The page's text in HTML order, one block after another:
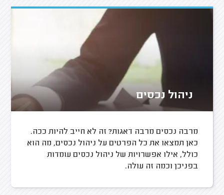
ניהול נכסים
מרבה נכסים מרבה דאגות? זה לא חייב להיות ככה.
כאן תמצאו את כל הפרטים על ניהול נכסים, מה הוא
כולל, אילו אפשרויות של ניהול נכסים עומדות
בפניכן וכמה זה עולה.